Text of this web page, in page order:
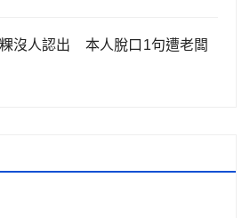
沒人認出 本人脫口1句遭老闆